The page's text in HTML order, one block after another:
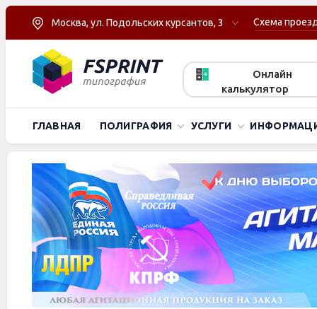
Москва, ул. Подольских курсантов, 3 Схема
Онлайн
калькулятор
ГЛАВНАЯ ПОЛИГРАФИЯ УСЛУГИ